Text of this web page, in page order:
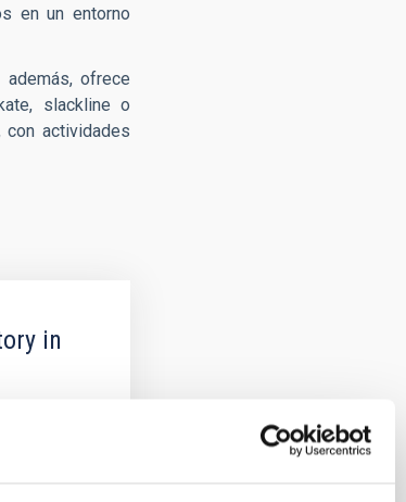
en un entorno
ofrece
slackline o
actividades
in